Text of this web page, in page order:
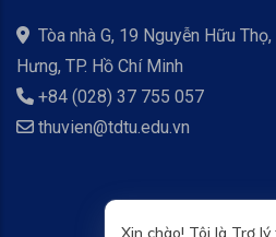
Tòa nhà G, 19 Nguyễn Hữu Thọ,
Hưng, TP. Hồ Chí Minh
+84 (028) 37 755 057
thuvien@tdtu.edu.vn
Xin chào! Tôi là Trợ